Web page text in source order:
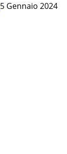
5 Gennaio 2024